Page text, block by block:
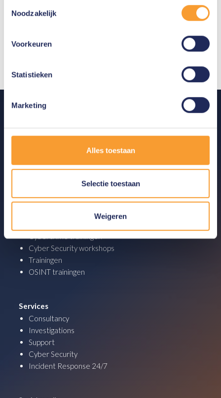
Noodzakelijk
Voorkeuren
Statistieken
Marketing
Alles toestaan
Selectie toestaan
Weigeren
DataExpert
Analytics producten
OSINT oplossingen
Cryptocurrency producten
Academy
Cybercrime trainingen
Cyber Security workshops
Trainingen
OSINT trainingen
Services
Consultancy
Investigations
Support
Cyber Security
Incident Response 24/7